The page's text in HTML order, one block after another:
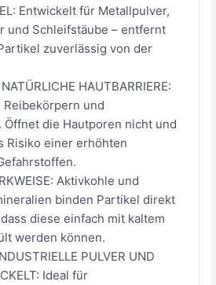
Entwickelt für Metallpulver,
und Schleifstäube – entfernt
zuverlässig von der
HAUTBARRIERE:
Reibekörpern und
Öffnet die Hautporen nicht und
Risiko einer erhöhten
Aktivkohle und
binden Partikel direkt
diese einfach mit kaltem
werden können.
PULVER UND
Ideal für